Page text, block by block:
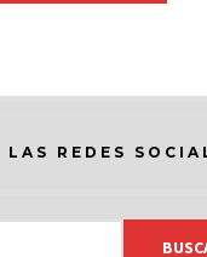
LAS REDES